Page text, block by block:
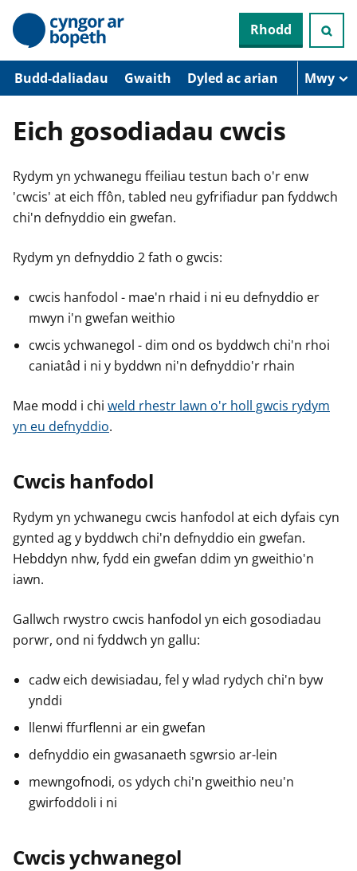
N
d
w
Rhodd
Budd-daliadau Gwaith Dyled ac arian Mwy
Eich gosodiadau cwcis
Rydym yn ychwanegu ffeiliau testun bach o'r enw
'cwcis' at eich ffôn, tabled neu gyfrifiadur pan fyddwch
chi'n defnyddio ein gwefan.
Rydym yn defnyddio 2 fath o gwcis:
cwcis hanfodol - mae'n rhaid i ni eu defnyddio er
mwyn i'n gwefan weithio
cwcis ychwanegol - dim ond os byddwch chi'n rhoi
caniatâd i ni y byddwn ni'n defnyddio'r rhain
Mae modd i chi weld rhestr lawn o'r holl gwcis rydym
yn eu defnyddio.
Cwcis hanfodol
Rydym yn ychwanegu cwcis hanfodol at eich dyfais cyn
gynted ag y byddwch chi'n defnyddio ein gwefan.
Hebddyn nhw, fydd ein gwefan ddim yn gweithio'n
iawn.
Gallwch rwystro cwcis hanfodol yn eich gosodiadau
porwr, ond ni fyddwch yn gallu:
cadw eich dewisiadau, fel y wlad rydych chi'n byw
ynddi
llenwi ffurflenni ar ein gwefan
defnyddio ein gwasanaeth sgwrsio ar-lein
mewngofnodi, os ydych chi'n gweithio neu'n
gwirfoddoli i ni
Cwcis ychwanegol